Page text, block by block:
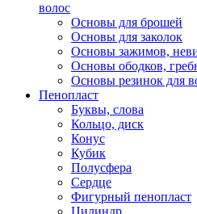
волос
Основы для брошей
Основы для заколок
Основы зажимов,
Основы ободков,
Основы резинок для
Пенопласт
Буквы, слова
Кольцо, диск
Конус
Кубик
Полусфера
Сердце
Фигурный пенопласт